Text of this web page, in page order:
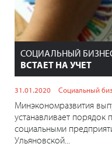
СОЦИАЛЬНЫЙ
ВСТАЕТ НА УЧЕТ
31.01.2020 Социальный
Минэкономразвития
устанавливает
социальными
Ульяновской...